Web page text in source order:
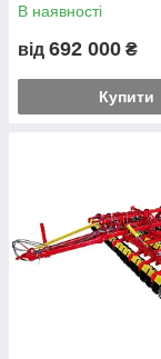
В наявності
від 692 000 ₴
Купити